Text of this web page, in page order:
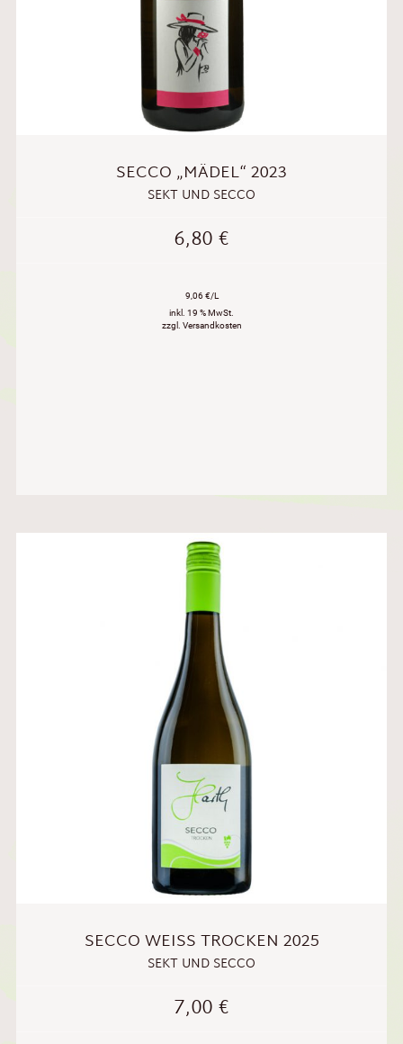
SECCO „MÄDEL“ 2023
SEKT UND SECCO
6,80€
9,06 €/L
inkl. 19 % MwSt.
zzgl. Versandkosten
SECCO WEISS TROCKEN 2025
SEKT UND SECCO
7,00€